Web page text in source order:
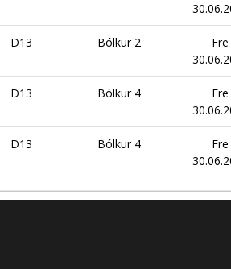
D13 Bólkur 2
Fre
D13 Bólkur 4
Fre
D13 Bólkur 4
Fre